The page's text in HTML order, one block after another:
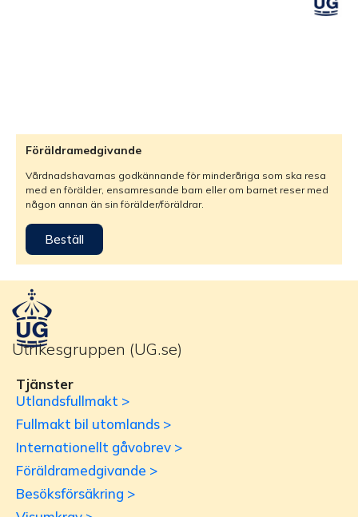
Föräldramedgivande
Vårdnadshavarnas godkännande för minderåriga som ska resa
med en förälder, ensamresande barn eller om barnet reser med
någon annan än sin förälder/föräldrar.
Beställ
Utrikesgruppen (UG.se)
Tjänster
Utlandsfullmakt >
Fullmakt bil utomlands >
Internationellt gåvobrev >
Föräldramedgivande >
Besöksförsäkring >